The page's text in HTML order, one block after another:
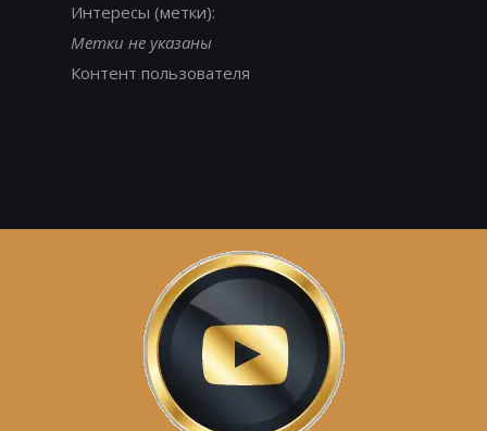
Интересы (метки):
Метки не указаны
Контент пользователя